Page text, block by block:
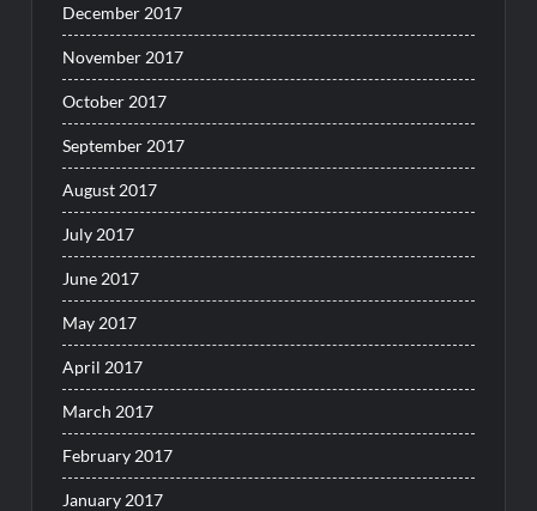
December 2017
November 2017
October 2017
September 2017
August 2017
July 2017
June 2017
May 2017
April 2017
March 2017
February 2017
January 2017